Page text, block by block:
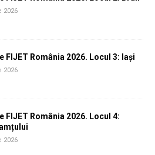
2026
FIJET România 2026. Locul 3: Iași
2026
FIJET România 2026. Locul 4:
2026